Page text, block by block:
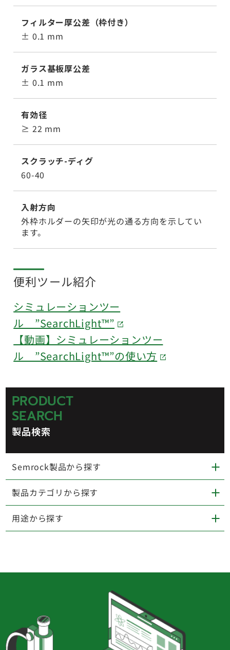
フィルター厚公差（枠付き）
± 0.1 mm
ガラス基板厚公差
± 0.1 mm
有効径
≥ 22 mm
スクラッチ-ディグ
60-40
入射方向
外枠ホルダーの矢印が光の通る方向を示してい
ます。
便利ツール紹介
シミュレーションツー
ル ”SearchLight™”
【動画】シミュレーションツー
ル ”SearchLight™”の使い方
PRODUCT
SEARCH
製品検索
Semrock製品から探す
製品カテゴリから探す
用途から探す